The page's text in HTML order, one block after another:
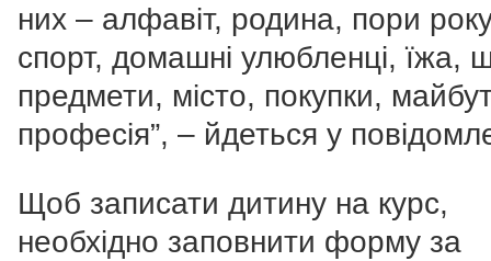
них – алфавіт, родина, пори
спорт, домашні улюбленці, їжа,
предмети, місто, покупки,
професія”, – йдеться у
Щоб записати дитину на курс,
необхідно заповнити форму за